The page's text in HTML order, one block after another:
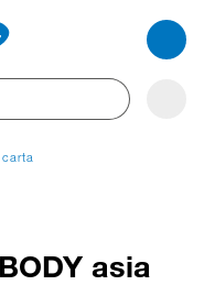
carta
asia